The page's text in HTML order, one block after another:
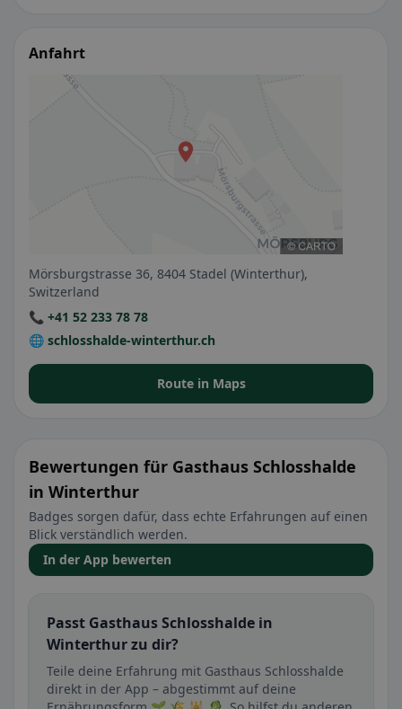
Anfahrt
Mörsburgstrasse 36, 8404 Stadel (Winterthur),
Switzerland
📞 +41 52 233 78 78
🌐 schlosshalde-winterthur.ch
Route in Maps
Bewertungen für Gasthaus Schlosshalde
in Winterthur
Badges sorgen dafür, dass echte Erfahrungen auf einen
Blick verständlich werden.
In der App bewerten
Passt Gasthaus Schlosshalde in
Winterthur zu dir?
Teile deine Erfahrung mit Gasthaus Schlosshalde
direkt in der App – abgestimmt auf deine